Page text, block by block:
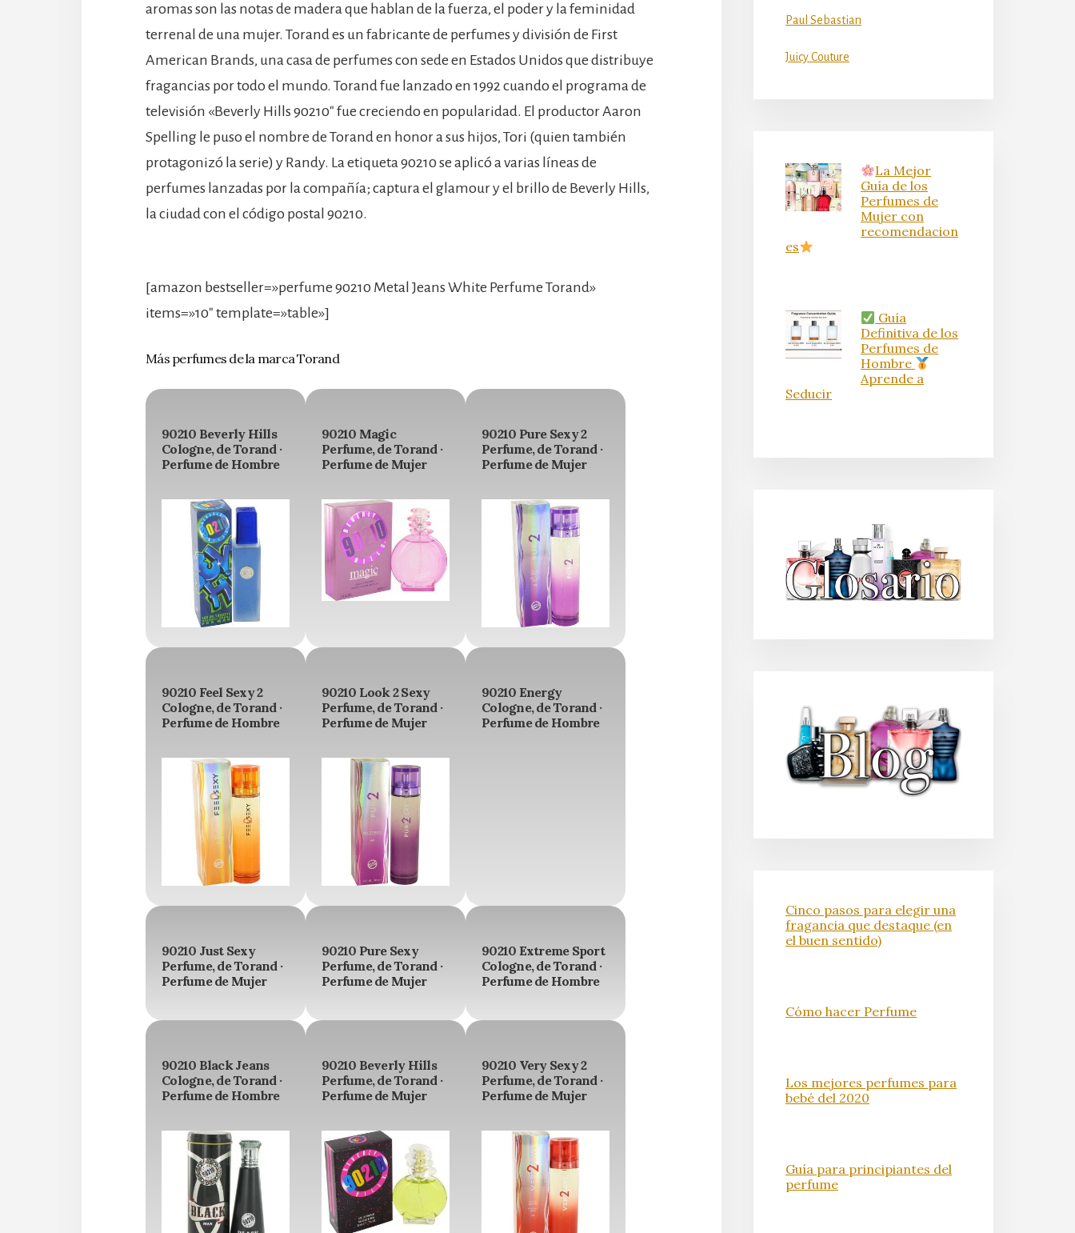
aromas son las notas de madera que hablan de la fuerza, el poder y la feminidad
terrenal de una mujer. Torand es un fabricante de perfumes y división de First
American Brands, una casa de perfumes con sede en Estados Unidos que distribuye
fragancias por todo el mundo. Torand fue lanzado en 1992 cuando el programa de
televisión «Beverly Hills 90210″ fue creciendo en popularidad. El productor Aaron
Spelling le puso el nombre de Torand en honor a sus hijos, Tori (quien también
protagonizó la serie) y Randy. La etiqueta 90210 se aplicó a varias líneas de
perfumes lanzadas por la compañía; captura el glamour y el brillo de Beverly Hills,
la ciudad con el código postal 90210.
[amazon bestseller=»perfume 90210 Metal Jeans White Perfume Torand»
items=»10″ template=»table»]
Más perfumes de la marca Torand
90210 Beverly Hills
Cologne, de Torand ·
Perfume de Hombre
90210 Magic
Perfume, de Torand ·
Perfume de Mujer
90210 Pure Sexy 2
Perfume, de Torand ·
Perfume de Mujer
90210 Feel Sexy 2
Cologne, de Torand ·
Perfume de Hombre
90210 Look 2 Sexy
Perfume, de Torand ·
Perfume de Mujer
90210 Energy
Cologne, de Torand ·
Perfume de Hombre
90210 Just Sexy
Perfume, de Torand ·
Perfume de Mujer
90210 Pure Sexy
Perfume, de Torand ·
Perfume de Mujer
90210 Extreme Sport
Cologne, de Torand ·
Perfume de Hombre
90210 Black Jeans
Cologne, de Torand ·
Perfume de Hombre
90210 Beverly Hills
Perfume, de Torand ·
Perfume de Mujer
90210 Very Sexy 2
Perfume, de Torand ·
Perfume de Mujer
Paul Sebastian
Juicy Couture
La Mejor
Guía de los
Perfumes de
Mujer con
recomendacion
es
Guía
Definitiva de los
Perfumes de
Hombre
Aprende a
Seducir
Cinco pasos para elegir una
fragancia que destaque (en
el buen sentido)
Cómo hacer Perfume
Los mejores perfumes para
bebé del 2020
Guía para principiantes del
perfume